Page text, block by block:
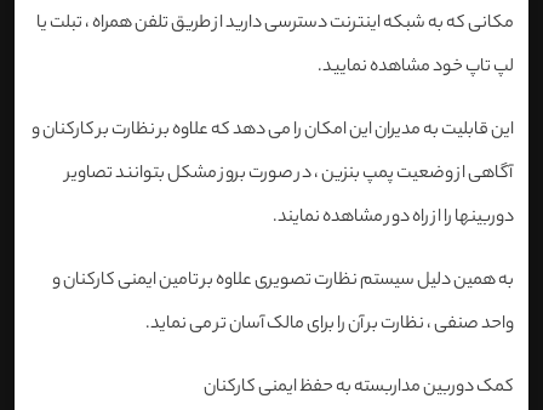
مکانی که به شبکه اینترنت دسترسی دارید از طریق تلفن همراه ، تبلت یا
لپ تاپ خود مشاهده نمایید.
این قابلیت به مدیران این امکان را می دهد که علاوه بر نظارت بر کارکنان و
آگاهی از وضعیت پمپ بنزین ، در صورت بروز مشکل بتوانند تصاویر
دوربینها را از راه دور مشاهده نمایند.
به همین دلیل سیستم نظارت تصویری علاوه بر تامین ایمنی کارکنان و
واحد صنفی ، نظارت بر آن را برای مالک آسان تر می نماید.
کمک دوربین مداربسته به حفظ ایمنی کارکنان